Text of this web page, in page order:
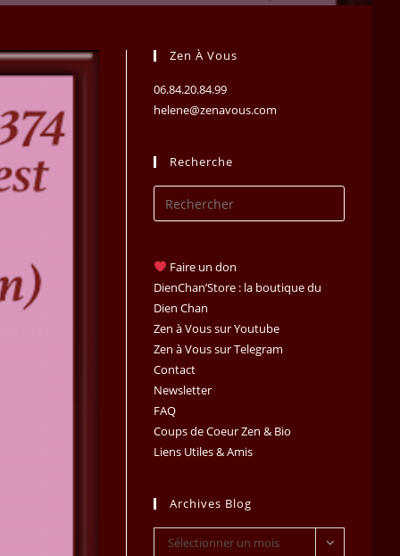
Zen À Vous
06.84.20.84.99
helene@zenavous.com
Recherche
Escape
Faire un don
DienChan’Store : la boutique du
Dien Chan
Zen à Vous sur Youtube
Zen à Vous sur Telegram
Contact
Newsletter
FAQ
Coups de Coeur Zen & Bio
Liens Utiles & Amis
Archives Blog
Archives
Sélectionner un mois